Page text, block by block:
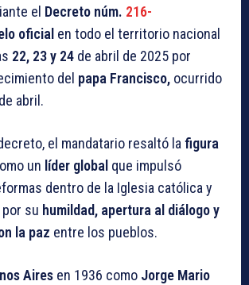
el Decreto núm. 216-
oficial en todo el territorio nacional
22, 23 y 24 de abril de 2025 por
del papa Francisco, ocurrido
abril.
el mandatario resaltó la figura
un líder global que impulsó
dentro de la Iglesia católica y
su humildad, apertura al diálogo y
la paz entre los pueblos.
Aires en 1936 como Jorge Mario